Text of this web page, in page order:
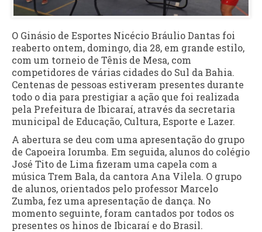
O Ginásio de Esportes Nicécio Bráulio Dantas foi
reaberto ontem, domingo, dia 28, em grande estilo,
com um torneio de Tênis de Mesa, com
competidores de várias cidades do Sul da Bahia.
Centenas de pessoas estiveram presentes durante
todo o dia para prestigiar a ação que foi realizada
pela Prefeitura de Ibicaraí, através da secretaria
municipal de Educação, Cultura, Esporte e Lazer.
A abertura se deu com uma apresentação do grupo
de Capoeira Iorumba. Em seguida, alunos do colégio
José Tito de Lima fizeram uma capela com a
música Trem Bala, da cantora Ana Vilela. O grupo
de alunos, orientados pelo professor Marcelo
Zumba, fez uma apresentação de dança. No
momento seguinte, foram cantados por todos os
presentes os hinos de Ibicaraí e do Brasil.